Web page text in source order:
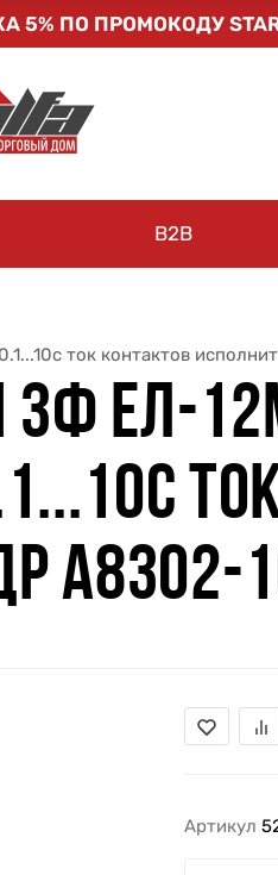
5% ПО ПРОМОКОДУ
B2B
ток контактов
ЕЛ-
A8302-
Артикул